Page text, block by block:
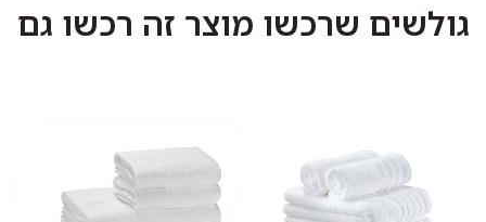
40 מעלות.
כביסה ראשונה בנפרד.
גולשים שרכשו מוצר זה רכשו גם